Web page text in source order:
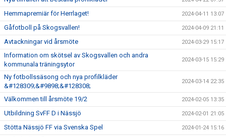
Hemmapremiär för Herrlaget! 2024-04-11 13:07
Gåfotboll på Skogsvallen! 2024-04-09 21:11
Avtackningar vid årsmöte 2024-03-29 15:17
Information om skötsel av Skogsvallen och andra
kommunala träningsytor
2024-03-15 15:29
Ny fotbollssäsong och nya profilkläder
&#128309;&#9898;&#128308;
2024-03-14 22:35
Välkommen till årsmöte 19/2 2024-02-05 13:35
Utbildning SvFF D i Nässjö 2024-02-01 21:05
Stötta Nässjö FF via Svenska Spel 2024-01-24 15:16